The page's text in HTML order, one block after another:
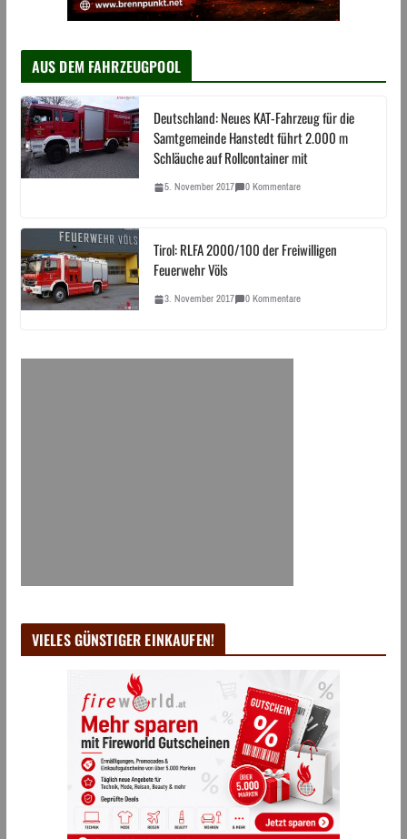
AUS DEM FAHRZEUGPOOL
Deutschland: Neues KAT-Fahrzeug für die
Samtgemeinde Hanstedt führt 2.000 m
Schläuche auf Rollcontainer mit
5. November 2017 0 Kommentare
Tirol: RLFA 2000/100 der Freiwilligen
Feuerwehr Völs
3. November 2017 0 Kommentare
VIELES GÜNSTIGER EINKAUFEN!